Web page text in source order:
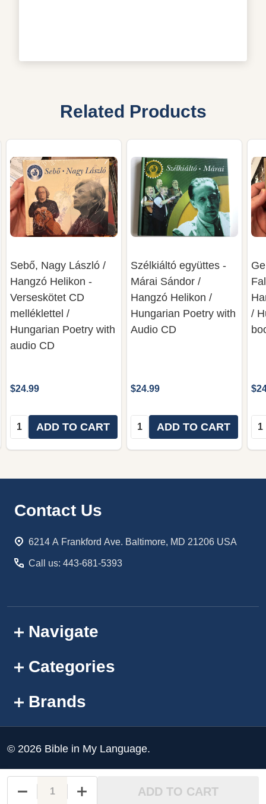
DECREASE QUANTITY OF UNDEFINED
INCREASE QUANTITY OF UNDEFINED
ADD TO CART
Related Products
Sebő, Nagy László /
Hangzó Helikon -
Verseskötet CD
melléklettel /
Hungarian Poetry with
audio CD
$24.99
Quantity:ADD TO CART
Szélkiáltó együttes -
Márai Sándor /
Hangzó Helikon /
Hungarian Poetry with
Audio CD
$24.99
Quantity:ADD TO CART
/
Footer
Contact Us
6214 A Frankford Ave. Baltimore, MD 21206 USA
Call us: 443-681-5393
Navigate
Categories
Brands
© 2026 Bible in My Language.